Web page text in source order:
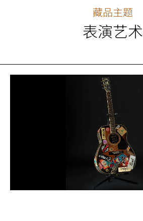
藏品主题
表演艺术